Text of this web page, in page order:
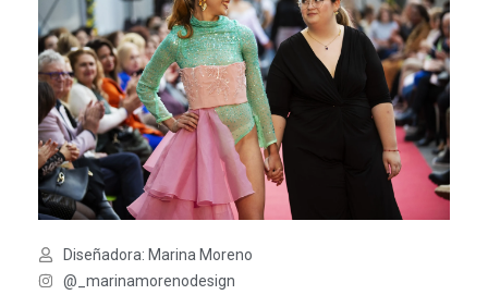
Diseñadora: Marina Moreno
@_marinamorenodesign